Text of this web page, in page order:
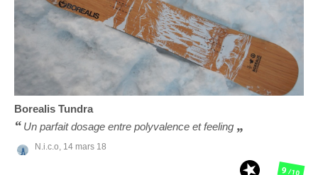
Borealis Tundra
Un parfait dosage entre polyvalence et feeling
N.i.c.o, 14 mars 18
9/10